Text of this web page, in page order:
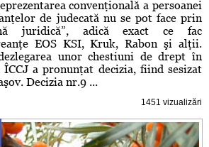
convenţională a persoanei
de judecată nu se pot face prin
juridică”, adică exact ce fac
EOS KSI, Kruk, Rabon şi alţii.
unor chestiuni de drept în
a pronunţat decizia, fiind sesizat
Decizia nr.9 ...
1451 vizualizări